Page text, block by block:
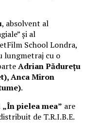
, absolvent al
și al
School Londra,
lungmetraj cu o
Adrian Pădurețu
Anca Miron
.
„În pielea mea” are
de T.R.I.B.E.